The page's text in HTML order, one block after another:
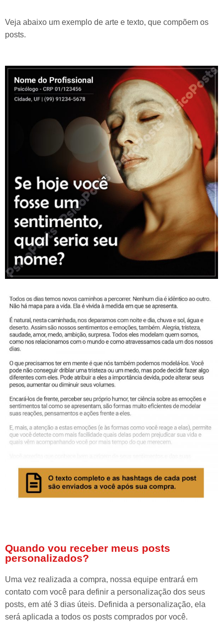
Veja abaixo um exemplo de arte e texto, que compõem os
posts.
Quando vou receber meus posts
personalizados?
Uma vez realizada a compra, nossa equipe entrará em
contato com você para definir a personalização dos seus
posts, em até 3 dias úteis. Definida a personalização, ela
será aplicada a todos os posts comprados por você.